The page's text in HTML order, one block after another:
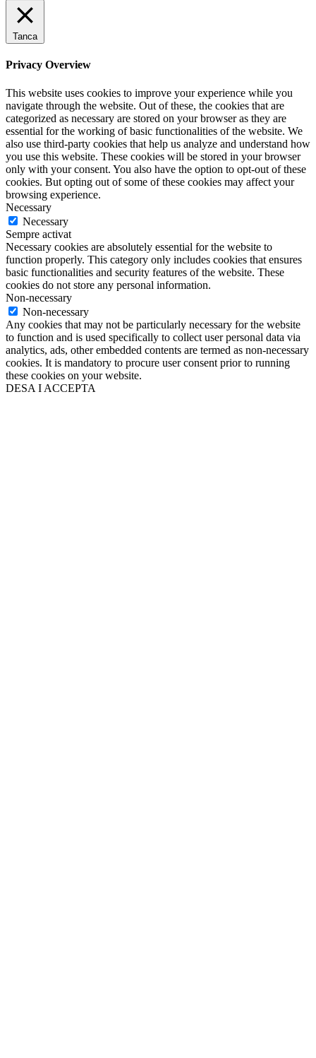
Tanca
Privacy Overview
This website uses cookies to improve your experience while you
navigate through the website. Out of these, the cookies that are
categorized as necessary are stored on your browser as they are
essential for the working of basic functionalities of the website. We
also use third-party cookies that help us analyze and understand how
you use this website. These cookies will be stored in your browser
only with your consent. You also have the option to opt-out of these
cookies. But opting out of some of these cookies may affect your
browsing experience.
Necessary
Necessary
Sempre activat
Necessary cookies are absolutely essential for the website to
function properly. This category only includes cookies that ensures
basic functionalities and security features of the website. These
cookies do not store any personal information.
Non-necessary
Non-necessary
Any cookies that may not be particularly necessary for the website
to function and is used specifically to collect user personal data via
analytics, ads, other embedded contents are termed as non-necessary
cookies. It is mandatory to procure user consent prior to running
these cookies on your website.
DESA I ACCEPTA